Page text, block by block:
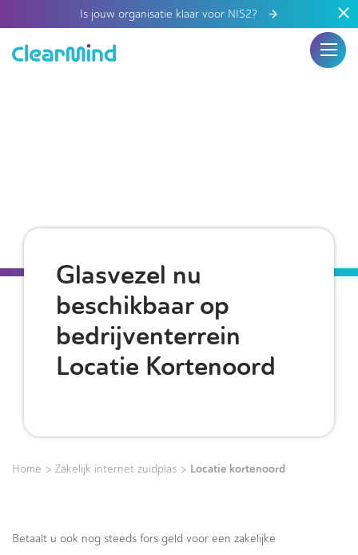
Is jouw organisatie klaar voor NIS2?
Glasvezel nu
beschikbaar op
bedrijventerrein
Locatie Kortenoord
Home > Zakelijk internet zuidplas > Locatie kortenoord
Betaalt u ook nog steeds fors geld voor een zakelijke